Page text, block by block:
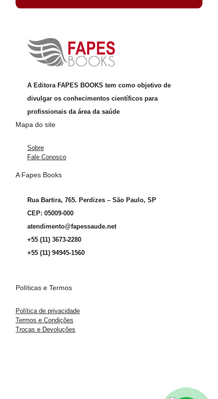
A Editora FAPES BOOKS tem como objetivo de
divulgar os conhecimentos científicos para
profissionais da área da saúde
Mapa do site
Sobre
Fale Conosco
A Fapes Books
Rua Bartira, 765. Perdizes – São Paulo, SP
CEP: 05009-000
atendimento@fapessaude.net
+55 (11) 3673-2280
+55 (11) 94945-1560
Políticas e Termos
Política de privacidade
Termos e Condições
Trocas e Devoluções